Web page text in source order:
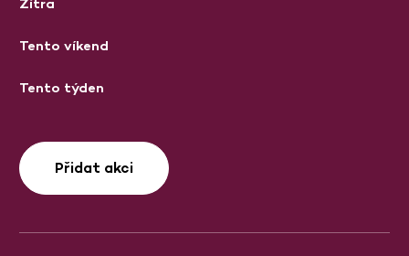
Tento víkend
Tento týden
Přidat akci